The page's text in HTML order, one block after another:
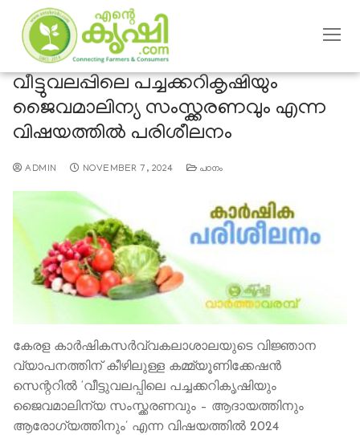
വീട്ടുവലപ്പിലെ പച്ചക്കറികൃഷിയും
ജൈവമാലിന്യ സംസ്ക്കരണവും എന്ന
വിഷയത്തില്‍ പരിശീലനം
ADMIN NOVEMBER 7, 2024 പഠനം
കേരള കാര്‍ഷികസര്‍വ്വകലാശാലയുടെ വിജ്ഞാന
വ്യാപനത്തിന് കീഴിലുള്ള കമ്മ്യൂണിക്കേഷന്‍
സെന്ററില്‍ ‘വീട്ടുവലപ്പിലെ പച്ചക്കറികൃഷിയും
ജൈവമാലിന്യ സംസ്ക്കരണവും – ആദായത്തിനും
ആരോഗ്യത്തിനും’ എന്ന വിഷയത്തില്‍ 2024